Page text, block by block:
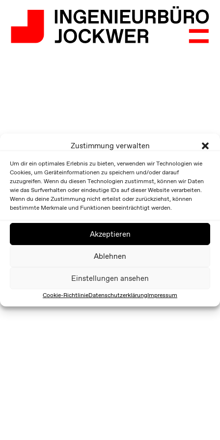
Zustimmung verwalten
Um dir ein optimales Erlebnis zu bieten, verwenden wir Technologien wie
Cookies, um Geräteinformationen zu speichern und/oder darauf
zuzugreifen. Wenn du diesen Technologien zustimmst, können wir Daten
wie das Surfverhalten oder eindeutige IDs auf dieser Website verarbeiten.
Wenn du deine Zustimmung nicht erteilst oder zurückziehst, können
bestimmte Merkmale und Funktionen beeinträchtigt werden.
Akzeptieren
Ablehnen
Einstellungen ansehen
Cookie-RichtlinieDatenschutzerklärungImpressum